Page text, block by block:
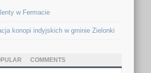
w Fermacie
konopi indyjskich w gminie Zielonki
COMMENTS